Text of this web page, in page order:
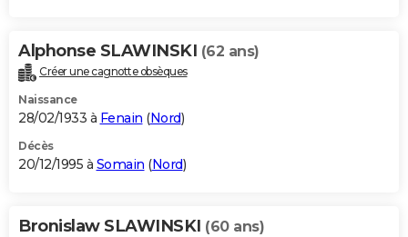
Alphonse SLAWINSKI (62 ans)
Créer une cagnotte obsèques
Naissance
28/02/1933 à Fenain (Nord)
Décès
20/12/1995 à Somain (Nord)
Bronislaw SLAWINSKI (60 ans)